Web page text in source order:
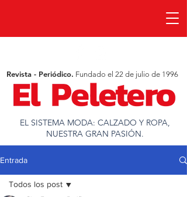
EL SISTEMA MODA: CALZADO Y ROPA,
NUESTRA GRAN PASIÓN.
Revista - Periódico. Fundado el 22 de julio de 1996
Entrada
Todos los post